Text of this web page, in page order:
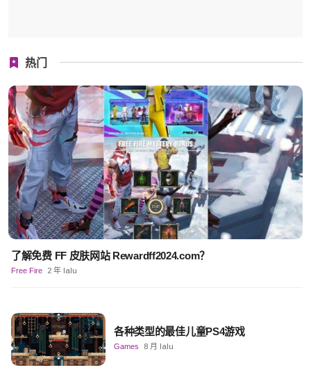
热门
了解免费 FF 皮肤网站 Rewardff2024.com？
Free Fire 2 年 lalu
各种类型的最佳儿童PS4游戏
Games 8 月 lalu